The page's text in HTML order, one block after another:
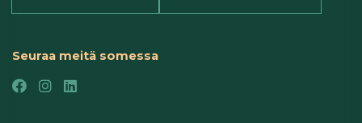
Seuraa meitä somessa